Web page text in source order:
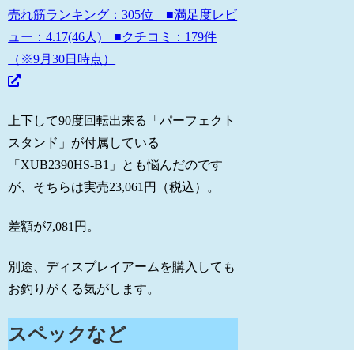
売れ筋ランキング：305位 ■満足度レビ
ュー：4.17(46人) ■クチコミ：179件
（※9月30日時点）
上下して90度回転出来る「パーフェクト
スタンド」が付属している
「XUB2390HS-B1」とも悩んだのです
が、そちらは実売23,061円（税込）。
差額が7,081円。
別途、ディスプレイアームを購入しても
お釣りがくる気がします。
スペックなど